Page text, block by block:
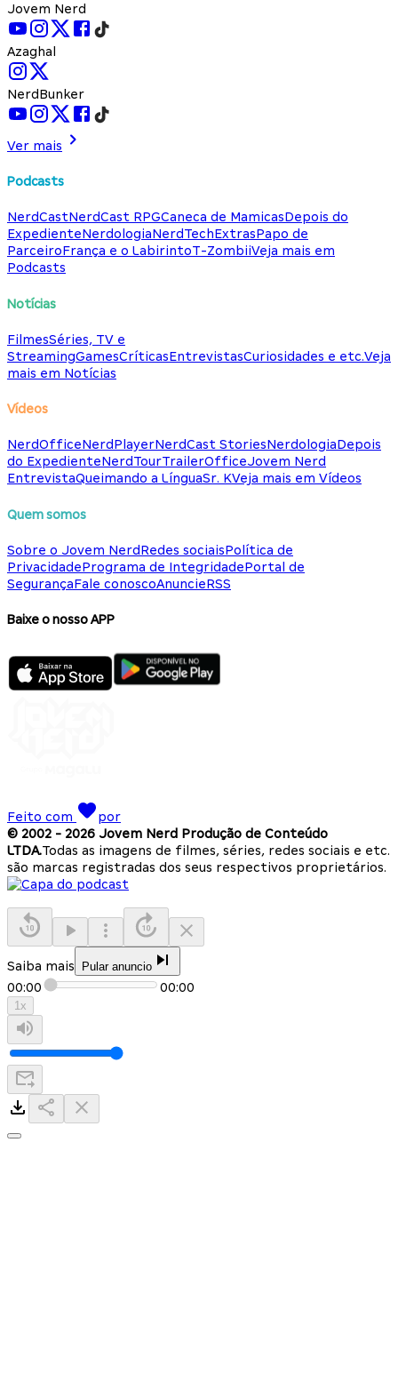
Jovem Nerd
Azaghal
NerdBunker
Ver mais
Podcasts
NerdCastNerdCast RPGCaneca de MamicasDepois do
ExpedienteNerdologiaNerdTechExtrasPapo de
ParceiroFrança e o LabirintoT-ZombiiVeja mais em
Podcasts
Notícias
FilmesSéries, TV e
StreamingGamesCríticasEntrevistasCuriosidades e etc.Veja
mais em Notícias
Vídeos
NerdOfficeNerdPlayerNerdCast StoriesNerdologiaDepois
do ExpedienteNerdTourTrailerOfficeJovem Nerd
EntrevistaQueimando a LínguaSr. KVeja mais em Vídeos
Quem somos
Sobre o Jovem NerdRedes sociaisPolítica de
PrivacidadePrograma de IntegridadePortal de
SegurançaFale conoscoAnuncieRSS
Baixe o nosso APP
Feito com
por
© 2002 - 2026 Jovem Nerd Produção de Conteúdo
LTDA.Todas as imagens de filmes, séries, redes sociais e etc.
são marcas registradas dos seus respectivos proprietários.
Saiba mais Pular anuncio
00:00 00:00
1x